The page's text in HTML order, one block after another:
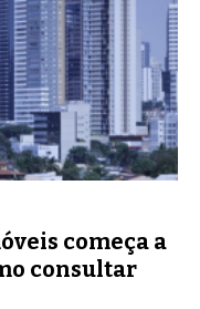
começa a
consultar